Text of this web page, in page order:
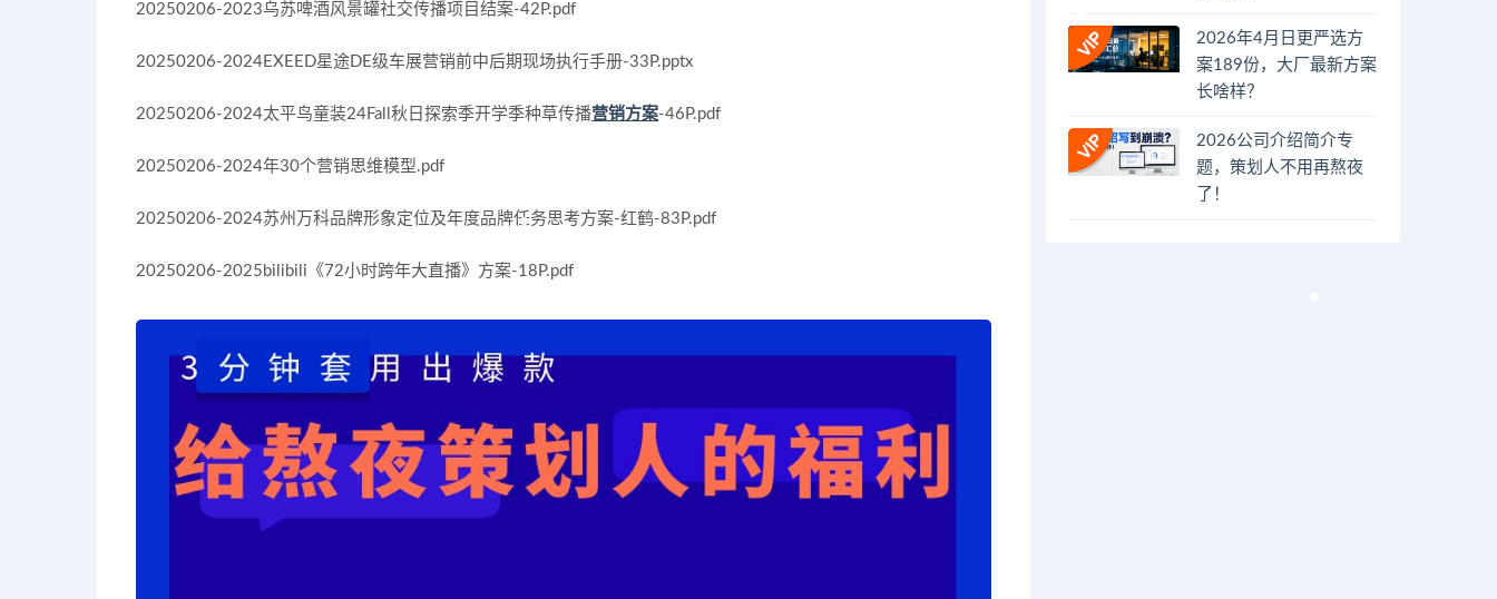
20250206-2023乌苏啤酒风景罐社交传播项目结案-42P.pdf
20250206-2024EXEED星途DE级车展营销前中后期现场执行手册-33P.pptx
20250206-2024太平鸟童装24Fall秋日探索季开学季种草传播营销方案-46P.pdf
20250206-2024年30个营销思维模型.pdf
20250206-2024苏州万科品牌形象定位及年度品牌任务思考方案-红鹤-83P.pdf
20250206-2025bilibili《72小时跨年大直播》方案-18P.pdf
2026年4月日更严选方
案189份，大厂最新方案
长啥样？
2026公司介绍简介专
题，策划人不用再熬夜
了！